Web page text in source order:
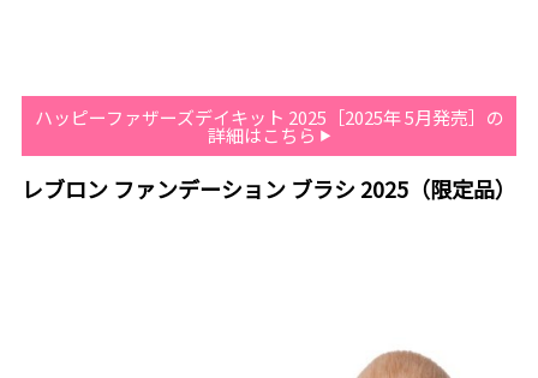
ハッピーファザーズデイキット 2025［2025年 5月発売］の
詳細はこちら
レブロン ファンデーション ブラシ 2025（限定品）